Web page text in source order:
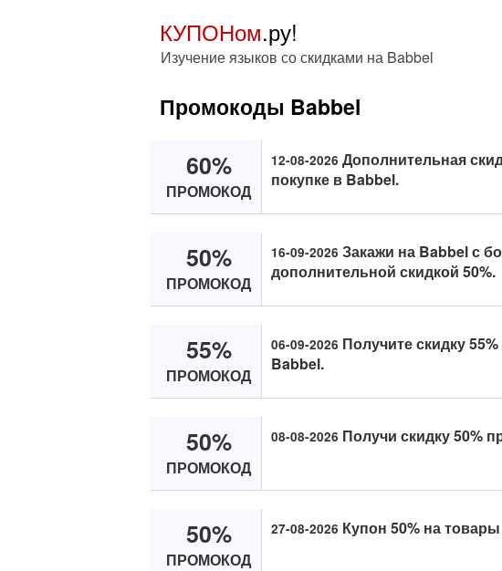
КУПОНом.ру!
Изучение языков со скидками на Babbel
Промокоды Babbel
60%
ПРОМОКОД
12-08-2026 Дополнительная
покупке в Babbel.
50%
ПРОМОКОД
16-09-2026 Закажи на Babbel с
дополнительной скидкой 50%.
55%
ПРОМОКОД
06-09-2026 Получите скидку
Babbel.
50%
ПРОМОКОД
08-08-2026 Получи скидку 50%
50%
ПРОМОКОД
27-08-2026 Купон 50% на